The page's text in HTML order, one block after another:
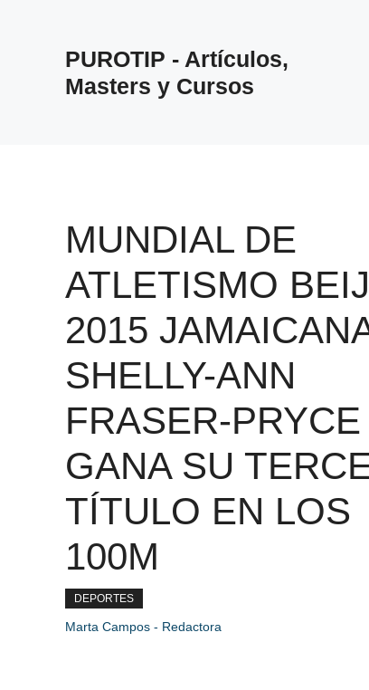
PUROTIP - Artículos,
Masters y Cursos
MUNDIAL DE
ATLETISMO
2015
SHELLY-ANN
FRASER-PRYCE
GANA SU
TÍTULO EN LOS
100M
DEPORTES
Marta Campos - Redactora